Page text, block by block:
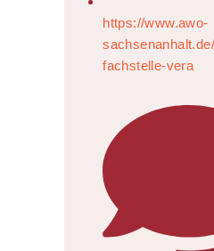
https://www.awo-
fachstelle-vera